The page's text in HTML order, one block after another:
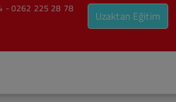
- 0262 225 28 78
Uzaktan Eğitim